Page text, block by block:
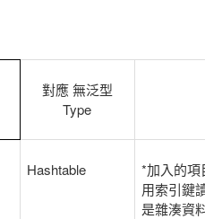
對應 無泛型
Type
Hashtable
*加入的項
用索引鍵
是雜湊資